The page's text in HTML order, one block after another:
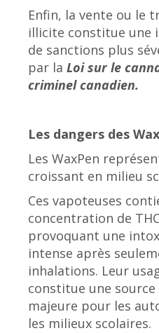
Enfin, la vente ou le
illicite constitue une
de sanctions plus
par la Loi sur le
criminel canadien.
Les dangers des
Les WaxPen
croissant en milieu
Ces vapoteuses
concentration de
provoquant une
intense après
inhalations. Leur
constitue une
majeure pour les
les milieux scolaires.